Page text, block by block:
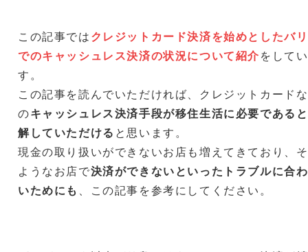
この記事ではクレジットカード決済を始めとしたバ
でのキャッシュレス決済の状況について紹介をして
す。
この記事を読んでいただければ、クレジットカード
のキャッシュレス決済手段が移住生活に必要である
解していただける と思います。
現金の取り扱いができないお店も増えてきており、
ようなお店で決済ができないといったトラブルに合
いためにも 、この記事を参考にしてください。